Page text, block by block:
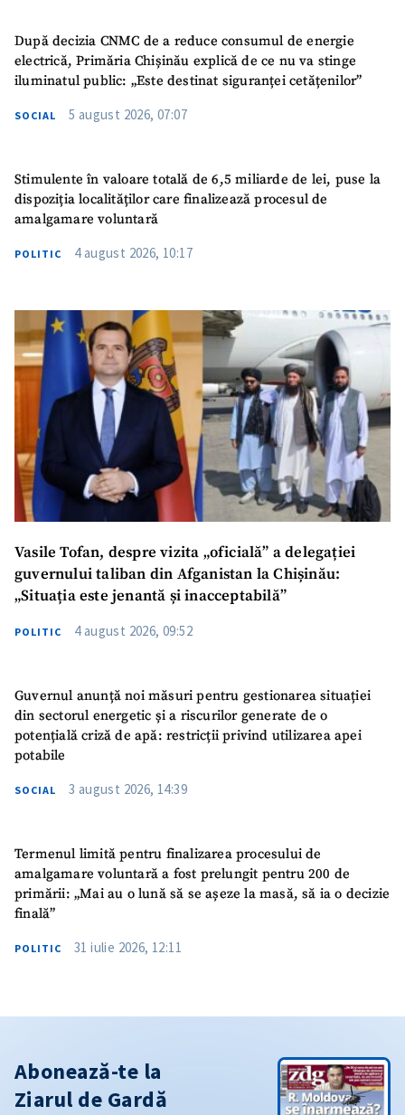
După decizia CNMC de a reduce consumul de energie
electrică, Primăria Chișinău explică de ce nu va stinge
iluminatul public: „Este destinat siguranței cetățenilor”
SOCIAL 5 august 2026, 07:07
Stimulente în valoare totală de 6,5 miliarde de lei, puse la
dispoziția localităților care finalizează procesul de
amalgamare voluntară
POLITIC 4 august 2026, 10:17
Vasile Tofan, despre vizita „oficială” a delegației
guvernului taliban din Afganistan la Chișinău:
„Situația este jenantă și inacceptabilă”
POLITIC 4 august 2026, 09:52
Guvernul anunță noi măsuri pentru gestionarea situației
din sectorul energetic și a riscurilor generate de o
potențială criză de apă: restricții privind utilizarea apei
potabile
SOCIAL 3 august 2026, 14:39
Termenul limită pentru finalizarea procesului de
amalgamare voluntară a fost prelungit pentru 200 de
primării: „Mai au o lună să se așeze la masă, să ia o decizie
finală”
POLITIC 31 iulie 2026, 12:11
Abonează-te la
Ziarul de Gardă